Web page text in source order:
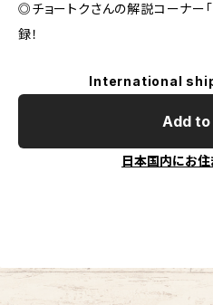
◎チョートクさんの解説コーナー「
録！
International
Add
日本国内にお